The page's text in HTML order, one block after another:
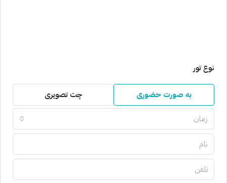
نوع تور
به صورت حضوری چت تصویری
زمان